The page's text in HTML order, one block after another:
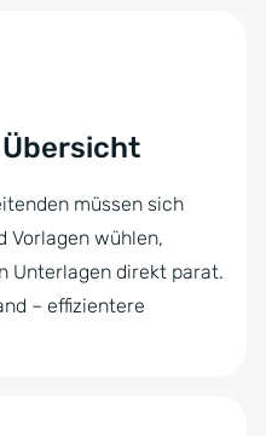
müssen sich
Vorlagen wühlen,
Unterlagen direkt parat.
– effizientere